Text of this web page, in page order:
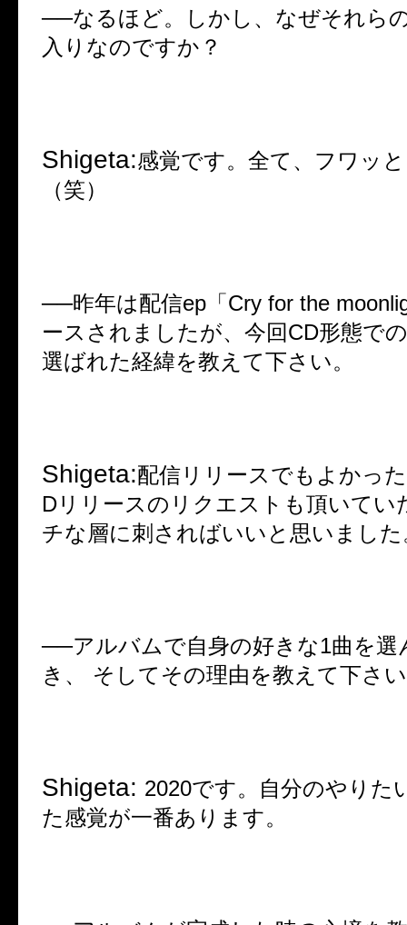
──なるほど。しかし、なぜそれら
入りなのですか？
Shigeta:感覚です。全て、フワッ
（笑）
──昨年は配信ep 「 Cry for the
ースされましたが、今回CD形態で
選ばれた経緯を教えて下さい。
Shigeta:配信リリースでもよかっ
Dリリースのリクエストも頂いてい
チな層に刺さればいいと思いました
──アルバムで自身の好きな1曲を選
き、 そしてその理由を教えて下さ
Shigeta: 2020です。自分のやりた
た感覚が一番あります。